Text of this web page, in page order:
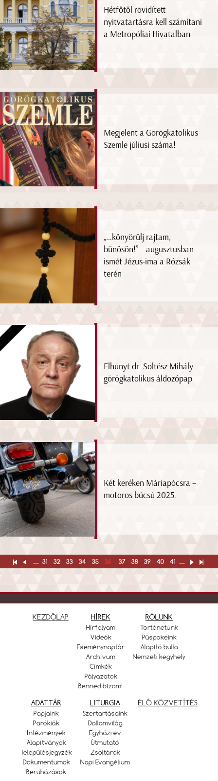
Hétfőtől rövidített
nyitvatartásra kell számítani
a Metropóliai Hivatalban
Megjelent a Görögkatolikus
Szemle júliusi száma!
„…könyörülj rajtam,
bűnösön!” – augusztusban
ismét Jézus-ima a Rózsák
terén
Elhunyt dr. Soltész Mihály
görögkatolikus áldozópap
Két keréken Máriapócsra –
motoros búcsú 2025.
... 31 32 33 34 35 36 37 38 39 40 41 ...
KEZDŐLAP HÍREK
Hírfolyam
Videók
Eseménynaptár
Archívum
Címkék
Pályázatok
Benned bízom!
RÓLUNK
Történetünk
Püspökeink
Alapító bulla
Nemzeti kegyhely
ADATTÁR
Papjaink
Parókiák
Intézmények
Alapítványok
Településjegyzék
Dokumentumok
Beruházások
LITURGIA
Szertartásaink
Dallamvilág
Egyházi év
Útmutató
Zsoltárok
Napi Evangélium
ÉLŐ KÖZVETÍTÉS